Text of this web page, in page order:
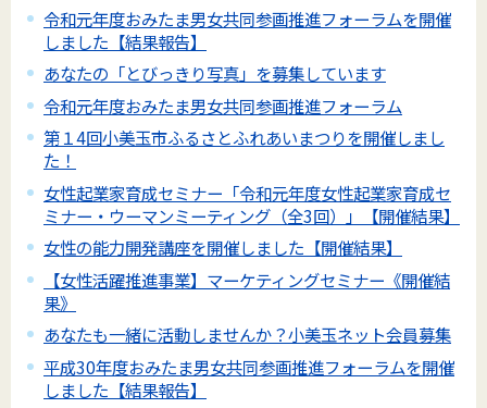
令和元年度おみたま男女共同参画推進フォーラムを開催
しました【結果報告】
あなたの「とびっきり写真」を募集しています
令和元年度おみたま男女共同参画推進フォーラム
第１4回小美玉市ふるさとふれあいまつりを開催しまし
た！
女性起業家育成セミナー「令和元年度女性起業家育成セ
ミナー・ウーマンミーティング（全3回）」【開催結果】
女性の能力開発講座を開催しました【開催結果】
【女性活躍推進事業】マーケティングセミナー《開催結
果》
あなたも一緒に活動しませんか？小美玉ネット会員募集
平成30年度おみたま男女共同参画推進フォーラムを開催
しました【結果報告】